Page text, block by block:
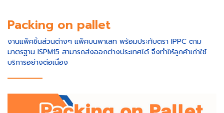
Packing on pallet
งานแพ็คชิ้นส่วนต่างๆ แพ็คบนพาเลท พร้อมประทับตรา IPPC ตาม
มาตรฐาน ISPM15 สามารถส่งออกต่างประเทศได้ จึงทำให้ลูกค้าเก่าใช้
บริการอย่างต่อเนื่อง